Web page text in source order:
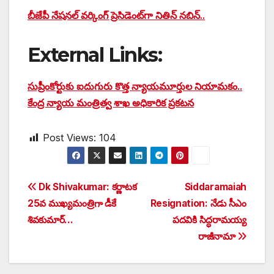
బీజేపీ నేషనల్ వర్కింగ్ ప్రెసిడెంట్‌గా నితిన్ నబిన్..
External Links:
సుప్రీంకోర్టుకు ఐదుగురు కొత్త న్యాయమూర్తుల నియామకం..
కేంద్ర న్యాయ మంత్రిత్వ శాఖ అధికారిక ప్రకటన
Post Views: 104
Post
navigation
Siddaramaiah
Resignation: నేడు సీఎం
పదవికి సిద్ధరామయ్య
రాజీనామా
Dk Shivakumar: కర్ణాటక
25వ ముఖ్యమంత్రిగా డీకే
శివకుమార్…